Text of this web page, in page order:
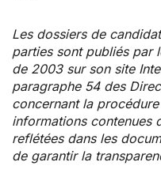
Les dossiers de
parties sont publiés par
de 2003 sur son site
paragraphe 54 des
concernant la
informations contenues
reflétées dans les
de garantir la